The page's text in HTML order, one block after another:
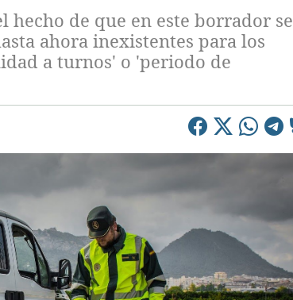
hecho de que en este borrador se
ahora inexistentes para los
a turnos' o 'periodo de